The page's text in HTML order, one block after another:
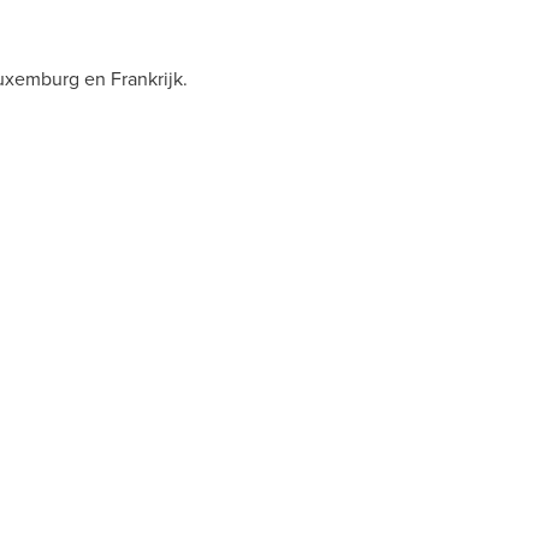
en Frankrijk.